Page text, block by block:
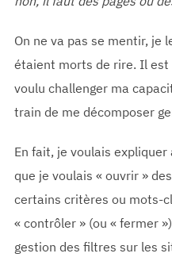
On ne va pas se mentir, je
étaient morts de rire. Il est
voulu challenger ma
train de me décomposer
En fait, je voulais
que je voulais « ouvrir »
certains critères ou mots-
« contrôler » (ou « fermer
gestion des filtres sur les